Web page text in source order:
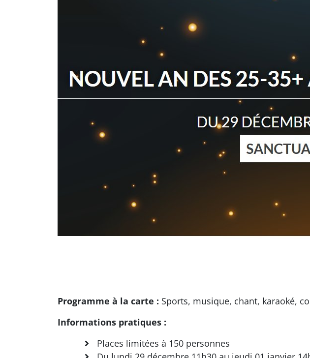
Programme à la carte : Sports, musique, chant, karaoké,
Informations pratiques :
Places limitées à 150 personnes